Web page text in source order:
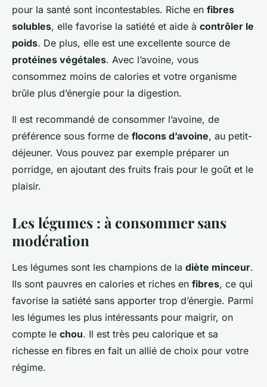
pour la santé sont incontestables. Riche en fibres
solubles, elle favorise la satiété et aide à contrôler le
poids. De plus, elle est une excellente source de
protéines végétales. Avec l’avoine, vous
consommez moins de calories et votre organisme
brûle plus d’énergie pour la digestion.
Il est recommandé de consommer l’avoine, de
préférence sous forme de flocons d’avoine, au petit-
déjeuner. Vous pouvez par exemple préparer un
porridge, en ajoutant des fruits frais pour le goût et le
plaisir.
Les légumes : à consommer sans
modération
Les légumes sont les champions de la diète minceur.
Ils sont pauvres en calories et riches en fibres, ce qui
favorise la satiété sans apporter trop d’énergie. Parmi
les légumes les plus intéressants pour maigrir, on
compte le chou. Il est très peu calorique et sa
richesse en fibres en fait un allié de choix pour votre
régime.